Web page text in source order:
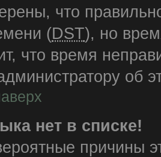
что
(DST), но
что время
об
нет в списке!
причины